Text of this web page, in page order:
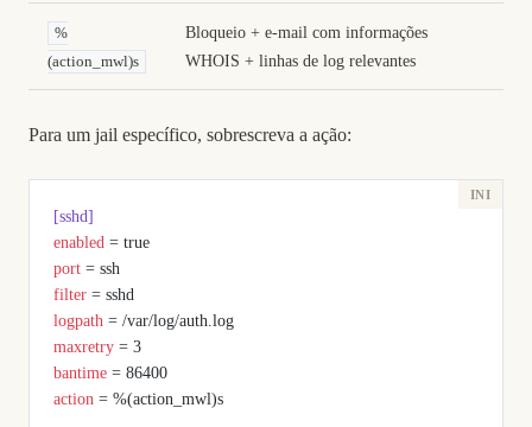
%
(action_mwl)s
Bloqueio + e-mail com informações
WHOIS + linhas de log relevantes
Para um jail específico, sobrescreva a ação:
[sshd]
enabled = true
port = ssh
filter = sshd
logpath = /var/log/auth.log
maxretry = 3
bantime = 86400
action = %(action_mwl)s